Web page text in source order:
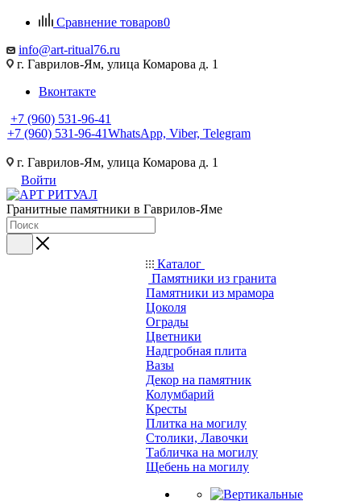
Сравнение товаров0
info@art-ritual76.ru
г. Гаврилов-Ям, улица Комарова д. 1
Вконтакте
+7 (960) 531-96-41
+7 (960) 531-96-41WhatsApp, Viber, Telegram
г. Гаврилов-Ям, улица Комарова д. 1
Войти
Гранитные памятники в Гаврилов-Яме
Каталог
Памятники из гранита
Памятники из мрамора
Цоколя
Ограды
Цветники
Надгробная плита
Вазы
Декор на памятник
Колумбарий
Кресты
Плитка на могилу
Столики, Лавочки
Табличка на могилу
Щебень на могилу